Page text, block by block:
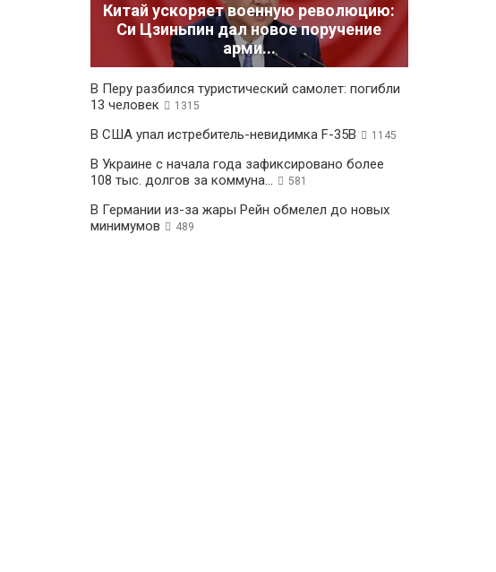
Китай ускоряет военную революцию:
Си Цзиньпин дал новое поручение
арми...
В Перу разбился туристический самолет: погибли
13 человек
1315
В США упал истребитель-невидимка F-35B 1145
В Украине с начала года зафиксировано более
108 тыс. долгов за коммуна...
581
В Германии из-за жары Рейн обмелел до новых
минимумов
489